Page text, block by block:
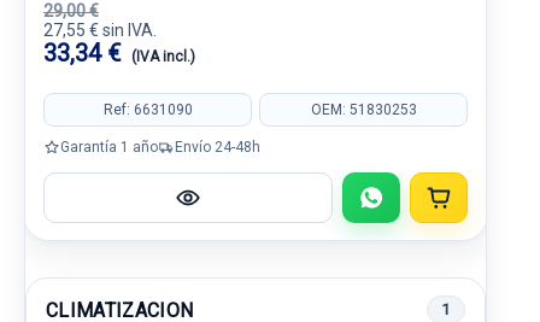
29,00 €
27,55 € sin IVA.
33,34 € (IVA incl.)
Ref: 6631090 OEM: 51830253
Garantía 1 año Envío 24-48h
CLIMATIZACION 1